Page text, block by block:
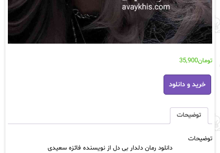
تومان35,900
دانلود
رمان
دلدار
از
فائزه
خرید و دانلود
توضیحات
توضیحات
دانلود رمان دلدار بی دل از نویسنده فائزه سعیدی